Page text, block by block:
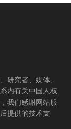
研究者、媒体、
内有关中国人权
我们感谢网站服
提供的技术支